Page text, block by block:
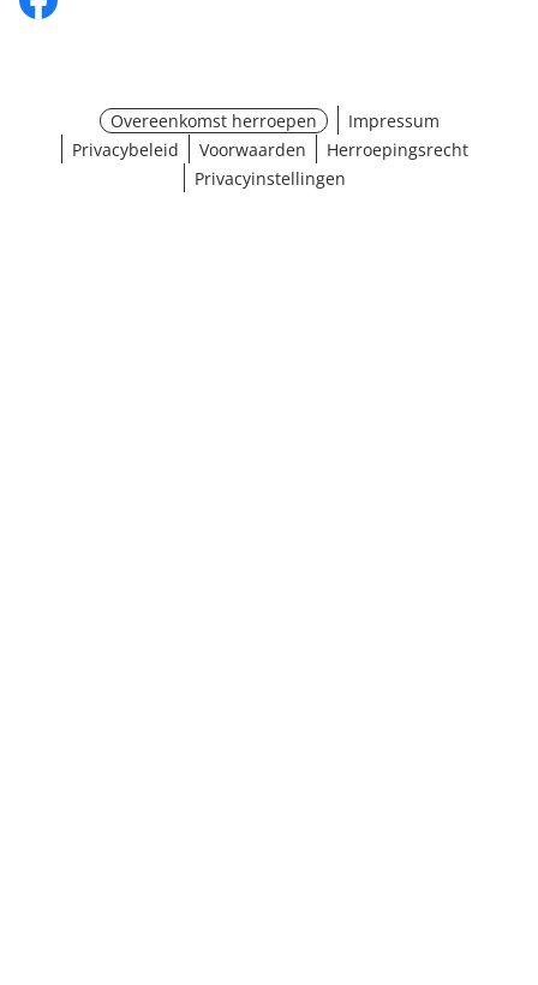
Overeenkomst herroepen
Impressum
Privacybeleid
Voorwaarden
Herroepingsrecht
Privacyinstellingen